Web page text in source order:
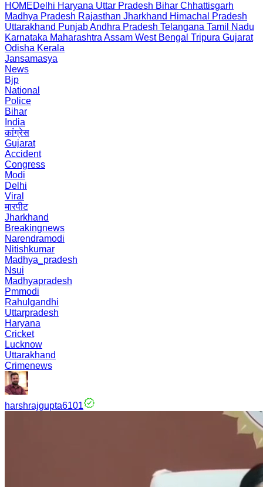
HOMEDelhi Haryana Uttar Pradesh Bihar Chhattisgarh
Madhya Pradesh Rajasthan Jharkhand Himachal Pradesh
Uttarakhand PunjabAndhra Pradesh Telangana Tamil Nadu
Karnataka Maharashtra Assam West Bengal Tripura Gujarat
Odisha Kerala
Jansamasya
News
Bjp
National
Police
Bihar
India
कांग्रेस
Gujarat
Accident
Congress
Modi
Delhi
Viral
मारपीट
Jharkhand
Breakingnews
Narendramodi
Nitishkumar
Madhya_pradesh
Nsui
Madhyapradesh
Pmmodi
Rahulgandhi
Uttarpradesh
Haryana
Cricket
Lucknow
Uttarakhand
Crimenews
harshrajgupta6101